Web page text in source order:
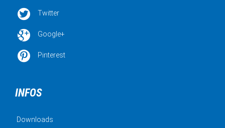
 Twitter
 Google+
 Pinterest
INFOS
Downloads